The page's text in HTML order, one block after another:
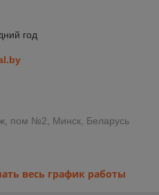
год
пом №2, Минск, Беларусь
весь график работы